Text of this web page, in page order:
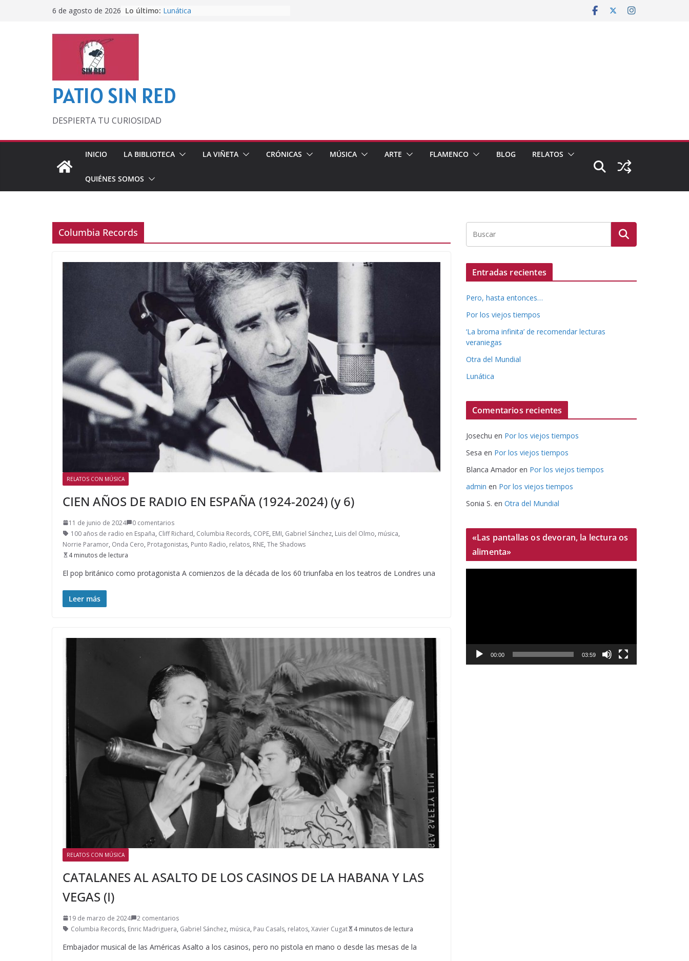
6 de agosto de 2026 Lo último: Lunática
PATIO SIN RED
DESPIERTA TU CURIOSIDAD
INICIO LA BIBLIOTECA LA VIÑETA CRÓNICAS MÚSICA ARTE FLAMENCO BLOG RELATOS
QUIÉNES SOMOS
Columbia Records
RELATOS CON MÚSICA
CIEN AÑOS DE RADIO EN ESPAÑA (1924-2024) (y 6)
11 de junio de 2024
0 comentarios
100 años de radio en España, Cliff Richard, Columbia Records, COPE, EMI, Gabriel Sánchez, Luis del Olmo, música,
Norrie Paramor, Onda Cero, Protagonistas, Punto Radio, relatos, RNE, The Shadows
4 minutos de lectura
El pop británico como protagonista A comienzos de la década de los 60 triunfaba en los teatros de Londres una
Leer más
RELATOS CON MÚSICA
CATALANES AL ASALTO DE LOS CASINOS DE LA HABANA Y LAS
VEGAS (I)
19 de marzo de 2024
2 comentarios
Columbia Records, Enric Madriguera, Gabriel Sánchez, música, Pau Casals, relatos, Xavier Cugat 4 minutos de lectura
Embajador musical de las Américas Asalto a los casinos, pero no pistola en mano o desde las mesas de la
Entradas recientes
Pero, hasta entonces…
Por los viejos tiempos
‘La broma infinita’ de recomendar lecturas
veraniegas
Otra del Mundial
Lunática
Comentarios recientes
Josechu en Por los viejos tiempos
Sesa en Por los viejos tiempos
Blanca Amador en Por los viejos tiempos
admin en Por los viejos tiempos
Sonia S. en Otra del Mundial
«Las pantallas os devoran, la lectura os
alimenta»
c
00:00 03:59